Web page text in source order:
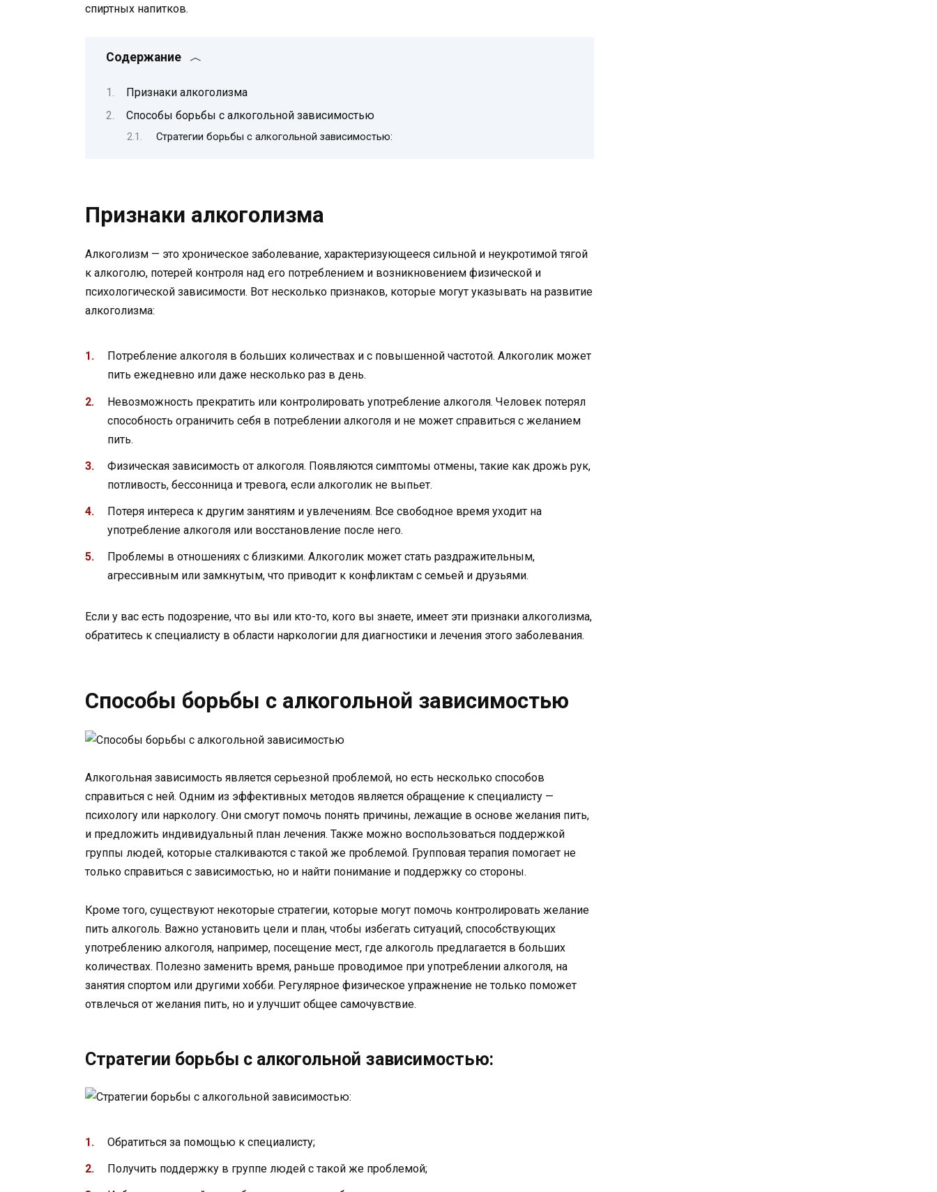
спиртных напитков.
Содержание
Признаки алкоголизма
Способы борьбы с алкогольной зависимостью
Стратегии борьбы с алкогольной зависимостью:
Признаки алкоголизма
Алкоголизм — это хроническое заболевание, характеризующееся сильной и неукротимой тягой
к алкоголю, потерей контроля над его потреблением и возникновением физической и
психологической зависимости. Вот несколько признаков, которые могут указывать на развитие
алкоголизма:
Потребление алкоголя в больших количествах и с повышенной частотой. Алкоголик может
пить ежедневно или даже несколько раз в день.
Невозможность прекратить или контролировать употребление алкоголя. Человек потерял
способность ограничить себя в потреблении алкоголя и не может справиться с желанием
пить.
Физическая зависимость от алкоголя. Появляются симптомы отмены, такие как дрожь рук,
потливость, бессонница и тревога, если алкоголик не выпьет.
Потеря интереса к другим занятиям и увлечениям. Все свободное время уходит на
употребление алкоголя или восстановление после него.
Проблемы в отношениях с близкими. Алкоголик может стать раздражительным,
агрессивным или замкнутым, что приводит к конфликтам с семьей и друзьями.
Если у вас есть подозрение, что вы или кто-то, кого вы знаете, имеет эти признаки алкоголизма,
обратитесь к специалисту в области наркологии для диагностики и лечения этого заболевания.
Способы борьбы с алкогольной зависимостью
Алкогольная зависимость является серьезной проблемой, но есть несколько способов
справиться с ней. Одним из эффективных методов является обращение к специалисту —
психологу или наркологу. Они смогут помочь понять причины, лежащие в основе желания пить,
и предложить индивидуальный план лечения. Также можно воспользоваться поддержкой
группы людей, которые сталкиваются с такой же проблемой. Групповая терапия помогает не
только справиться с зависимостью, но и найти понимание и поддержку со стороны.
Кроме того, существуют некоторые стратегии, которые могут помочь контролировать желание
пить алкоголь. Важно установить цели и план, чтобы избегать ситуаций, способствующих
употреблению алкоголя, например, посещение мест, где алкоголь предлагается в больших
количествах. Полезно заменить время, раньше проводимое при употреблении алкоголя, на
занятия спортом или другими хобби. Регулярное физическое упражнение не только поможет
отвлечься от желания пить, но и улучшит общее самочувствие.
Стратегии борьбы с алкогольной зависимостью:
Обратиться за помощью к специалисту;
Получить поддержку в группе людей с такой же проблемой;